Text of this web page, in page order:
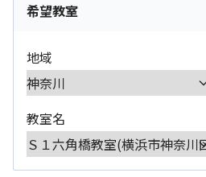
希望教室
地域
教室名